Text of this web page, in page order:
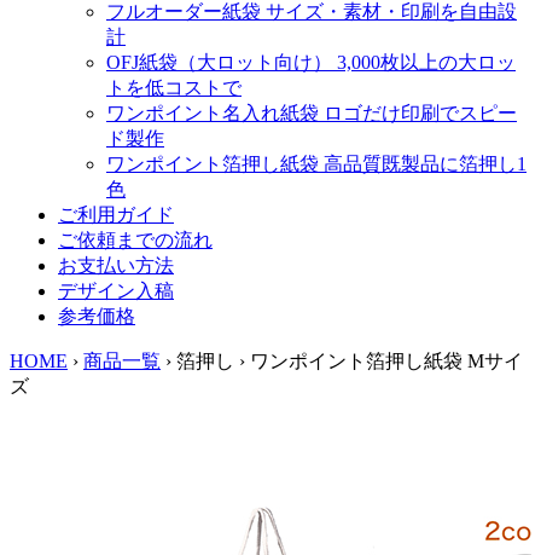
フルオーダー紙袋 サイズ・素材・印刷を自由設
計
OFJ紙袋（大ロット向け）
3,000枚以上の大ロッ
トを低コストで
ワンポイント名入れ紙袋 ロゴだけ印刷でスピー
ド製作
ワンポイント箔押し紙袋 高品質既製品に箔押し1
色
ご利用ガイド
ご依頼までの流れ
お支払い方法
デザイン入稿
参考価格
HOME › 商品一覧 › 箔押し › ワンポイント箔押し紙袋 Mサイ
ズ